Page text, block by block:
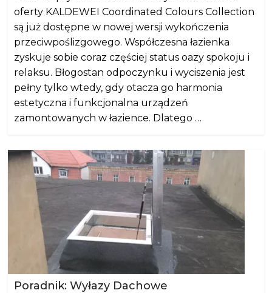
oferty KALDEWEI Coordinated Colours Collection
są już dostępne w nowej wersji wykończenia
przeciwpoślizgowego. Współczesna łazienka
zyskuje sobie coraz częściej status oazy spokoju i
relaksu. Błogostan odpoczynku i wyciszenia jest
pełny tylko wtedy, gdy otacza go harmonia
estetyczna i funkcjonalna urządzeń
zamontowanych w łazience. Dlatego …
Poradnik: Wyłazy Dachowe